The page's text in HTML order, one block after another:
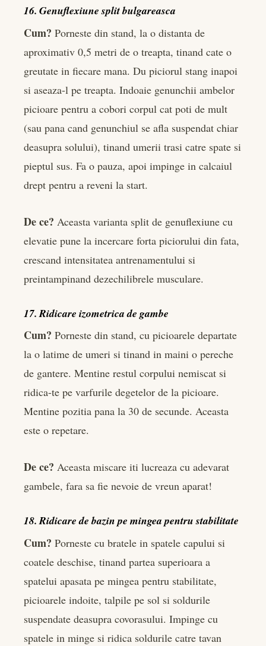
16. Genuflexiune split bulgareasca
Cum? Porneste din stand, la o distanta de
aproximativ 0,5 metri de o treapta, tinand cate o
greutate in fiecare mana. Du piciorul stang inapoi
si aseaza-l pe treapta. Indoaie genunchii ambelor
picioare pentru a cobori corpul cat poti de mult
(sau pana cand genunchiul se afla suspendat chiar
deasupra solului), tinand umerii trasi catre spate si
pieptul sus. Fa o pauza, apoi impinge in calcaiul
drept pentru a reveni la start.
De ce? Aceasta varianta split de genuflexiune cu
elevatie pune la incercare forta piciorului din fata,
crescand intensitatea antrenamentului si
preintampinand dezechilibrele musculare.
17. Ridicare izometrica de gambe
Cum? Porneste din stand, cu picioarele departate
la o latime de umeri si tinand in maini o pereche
de gantere. Mentine restul corpului nemiscat si
ridica-te pe varfurile degetelor de la picioare.
Mentine pozitia pana la 30 de secunde. Aceasta
este o repetare.
De ce? Aceasta miscare iti lucreaza cu adevarat
gambele, fara sa fie nevoie de vreun aparat!
18. Ridicare de bazin pe mingea pentru stabilitate
Cum? Porneste cu bratele in spatele capului si
coatele deschise, tinand partea superioara a
spatelui apasata pe mingea pentru stabilitate,
picioarele indoite, talpile pe sol si soldurile
suspendate deasupra covorasului. Impinge cu
spatele in minge si ridica soldurile catre tavan